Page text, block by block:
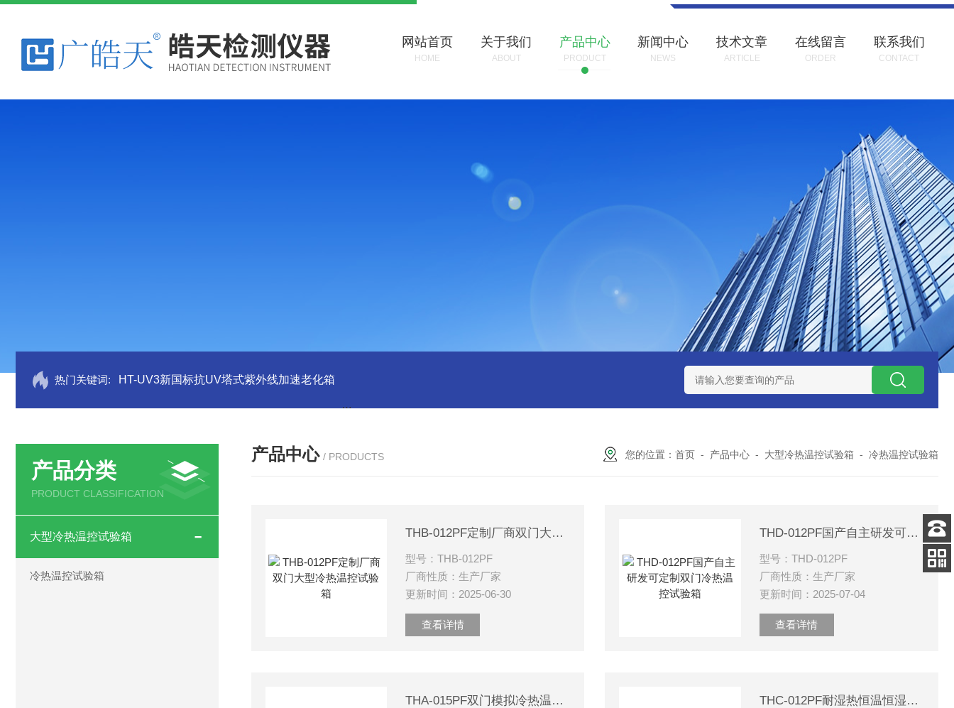
网站首页
HOME
关于我们
ABOUT
产品中心
PRODUCT
新闻中心
NEWS
技术文章
ARTICLE
在线留言
ORDER
联系我们
CONTACT
热门关键词: HT-UV3新国标抗UV塔式紫外线加速老化箱 SH-160广皓天新国标温湿度盐雾试验箱保养维修 SMD-210PF-
产品分类
PRODUCT CLASSIFICATION
大型冷热温控试验箱
冷热温控试验箱
产品中心 / PRODUCTS 您的位置： 首页 - 产品中心 - 大型冷热温控试验箱 - 冷热温控试验箱
THB-012PF定制厂商双门大型冷热温控试验箱
型号：THB-012PF
厂商性质：生产厂家
更新时间：2025-06-30
查看详情
THD-012PF国产自主研发可定制双门冷热温控试验箱
型号：THD-012PF
厂商性质：生产厂家
更新时间：2025-07-04
查看详情
THA-015PF双门模拟冷热温控试验箱节能质检 THC-012PF耐湿热恒温恒湿双门大型冷热温控试验箱
客服
电话